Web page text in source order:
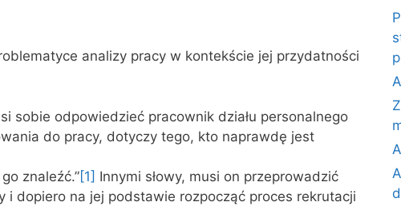
analizy pracy w kontekście jej przydatności
sobie odpowiedzieć pracownik działu personalnego
do pracy, dotyczy tego, kto naprawdę jest
znaleźć.”[1] Innymi słowy, musi on przeprowadzić
i dopiero na jej podstawie rozpocząć proces rekrutacji